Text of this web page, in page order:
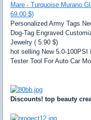
Mare - Turquoise Murano
69.00 $)
Personalized Army Tags
Dog-Tag Engraved
Jewelry ( 5.90 $)
hot selling New 5.0-
Tester Tool For Auto Car
Discounts! top beauty